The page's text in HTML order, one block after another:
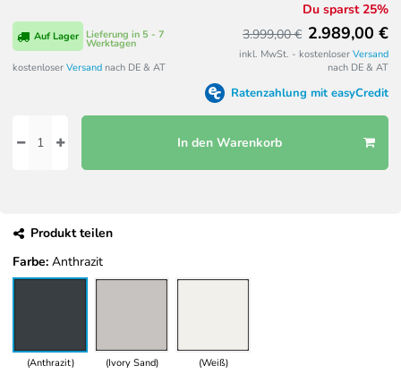
Lieferung in 5 - 7
Werktagen
Auf Lager
kostenloser Versand nach DE & AT
Du sparst 25%
3.999,00 € 2.989,00 €
inkl. MwSt. - kostenloser Versand
nach DE & AT
Ratenzahlung mit easyCredit
In den Warenkorb
Produkt teilen
Farbe: Anthrazit
(Anthrazit) (Ivory Sand) (Weiß)